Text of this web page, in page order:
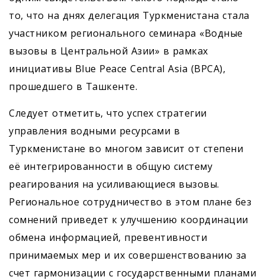
то, что на днях делегация Туркменистана стала
участником регионального семинара «Водные
вызовы в Центральной Азии» в рамках
инициативы Blue Peace Central Asia (BPCA),
прошедшего в Ташкенте.
Следует отметить, что успех стратегии
управления водными ресурсами в
Туркменистане во многом зависит от степени
её интегрированности в общую систему
реагирования на усиливающиеся вызовы.
Региональное сотрудничество в этом плане без
сомнений приведет к улучшению координации
обмена информацией, превентивности
принимаемых мер и их совершенствованию за
счет гармонизации с государственными планами